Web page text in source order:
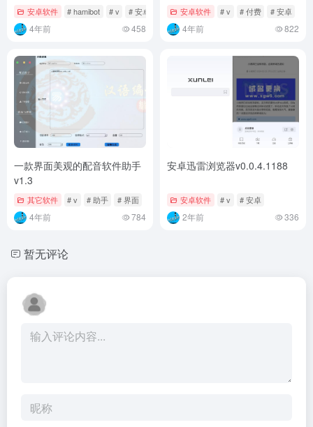
安卓软件 # hamibot # v # 安卓
4年前 458
安卓软件 # v # 付费 # 安卓
4年前 822
一款界面美观的配音软件助手
v1.3
其它软件 # v # 助手 # 界面
4年前 784
安卓迅雷浏览器v0.0.4.1188
安卓软件 # v # 安卓
2年前 336
暂无评论